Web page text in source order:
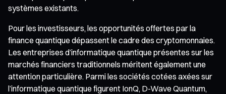
systèmes existants.
Pour les investisseurs, les opportunités offertes par la
finance quantique dépassent le cadre des cryptomonnaies.
Les entreprises d’informatique quantique présentes sur les
marchés financiers traditionnels méritent également une
attention particulière. Parmi les sociétés cotées axées sur
l’informatique quantique figurent IonQ, D-Wave Quantum,